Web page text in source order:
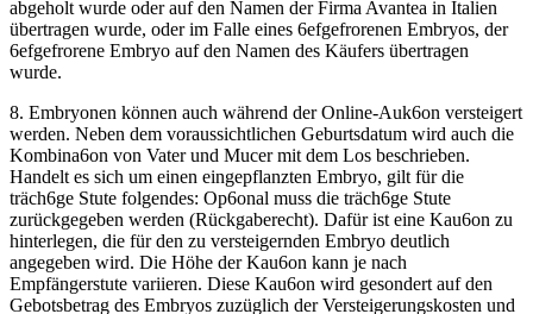
abgeholt wurde oder auf den Namen der Firma Avantea in Italien
übertragen wurde, oder im Falle eines 6efgefrorenen Embryos, der
6efgefrorene Embryo auf den Namen des Käufers übertragen
wurde.
8. Embryonen können auch während der Online-Auk6on versteigert
werden. Neben dem voraussichtlichen Geburtsdatum wird auch die
Kombina6on von Vater und Mucer mit dem Los beschrieben.
Handelt es sich um einen eingepflanzten Embryo, gilt für die
träch6ge Stute folgendes: Op6onal muss die träch6ge Stute
zurückgegeben werden (Rückgaberecht). Dafür ist eine Kau6on zu
hinterlegen, die für den zu versteigernden Embryo deutlich
angegeben wird. Die Höhe der Kau6on kann je nach
Empfängerstute variieren. Diese Kau6on wird gesondert auf den
Gebotsbetrag des Embryos zuzüglich der Versteigerungskosten und